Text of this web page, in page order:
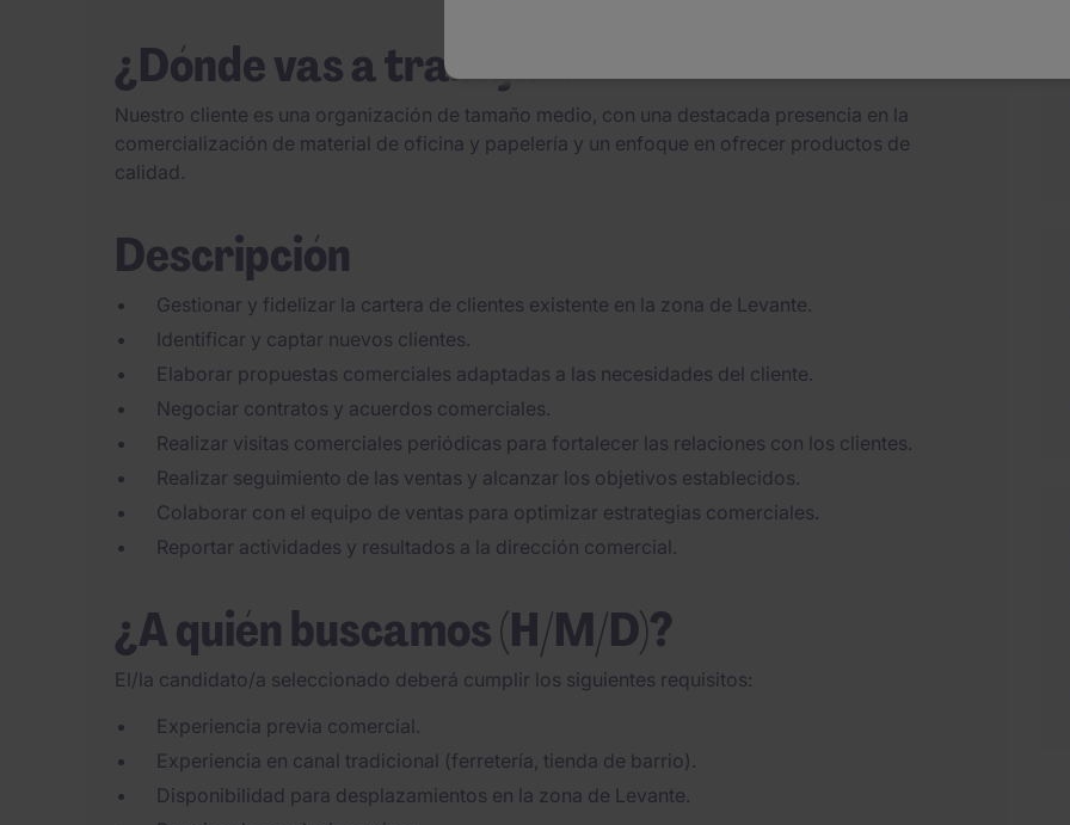
¿Dónde vas a trabajar?
Nuestro cliente es una organización de tamaño medio, con una destacada presencia en la
comercialización de material de oficina y papelería y un enfoque en ofrecer productos de
calidad.
Descripción
Gestionar y fidelizar la cartera de clientes existente en la zona de Levante.
Identificar y captar nuevos clientes.
Elaborar propuestas comerciales adaptadas a las necesidades del cliente.
Negociar contratos y acuerdos comerciales.
Realizar visitas comerciales periódicas para fortalecer las relaciones con los clientes.
Realizar seguimiento de las ventas y alcanzar los objetivos establecidos.
Colaborar con el equipo de ventas para optimizar estrategias comerciales.
Reportar actividades y resultados a la dirección comercial.
¿A quién buscamos (H/M/D)?
El/la candidato/a seleccionado deberá cumplir los siguientes requisitos:
Experiencia previa comercial.
Experiencia en canal tradicional (ferretería, tienda de barrio).
Disponibilidad para desplazamientos en la zona de Levante.